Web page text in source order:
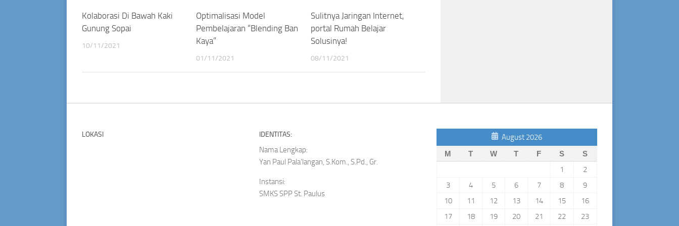
Kolaborasi Di Bawah Kaki
Gunung Sopai
10/11/2021
Optimalisasi Model
Pembelajaran “Blending Ban
Kaya”
01/11/2021
Sulitnya Jaringan Internet,
portal Rumah Belajar
Solusinya!
08/11/2021
LOKASI IDENTITAS:
Nama Lengkap:
Yan Paul Pala’langan, S.Kom., S.Pd., Gr.
Instansi:
SMKS SPP St. Paulus
August 2026
M T W T F S S
1
2
3
4 5 6 7 8
9
10
11 12 13 14 15
16
17
18 19 20 21 22 23